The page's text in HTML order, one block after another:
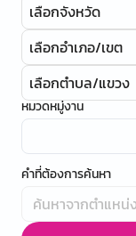
เลือกจังหวัด
เลือกอำเภอ/เขต
เลือกตำบล/แขวง
หมวดหมู่งาน
คำที่ต้องการค้นหา